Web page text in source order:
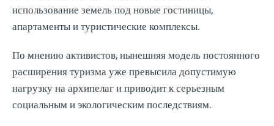
использование земель под новые гостиницы,
апартаменты и туристические комплексы.
По мнению активистов, нынешняя модель постоянного
расширения туризма уже превысила допустимую
нагрузку на архипелаг и приводит к серьезным
социальным и экологическим последствиям.